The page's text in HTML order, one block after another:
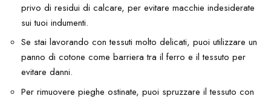
privo di residui di calcare, per evitare macchie indesiderate
sui tuoi indumenti.
Se stai lavorando con tessuti molto delicati, puoi utilizzare un
panno di cotone come barriera tra il ferro e il tessuto per
evitare danni.
Per rimuovere pieghe ostinate, puoi spruzzare il tessuto con